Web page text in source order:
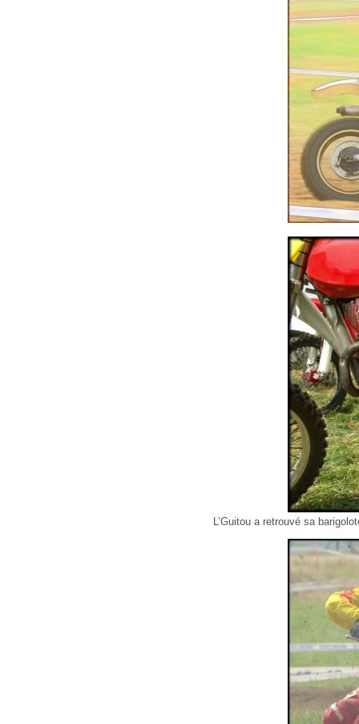
L’Guitou a retrouvé sa